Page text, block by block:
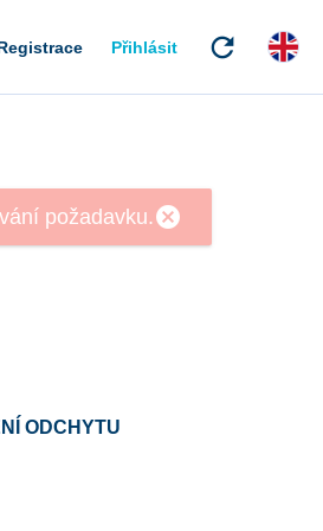
Přihlásit refresh
ODCHYTU